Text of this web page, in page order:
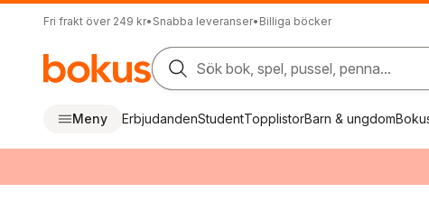
Fri frakt över 249 kr• Snabba leveranser• Billiga böcker
Sök bok, spel, pussel, penna...
Meny ErbjudandenStudentTopplistorBarn & ungdom